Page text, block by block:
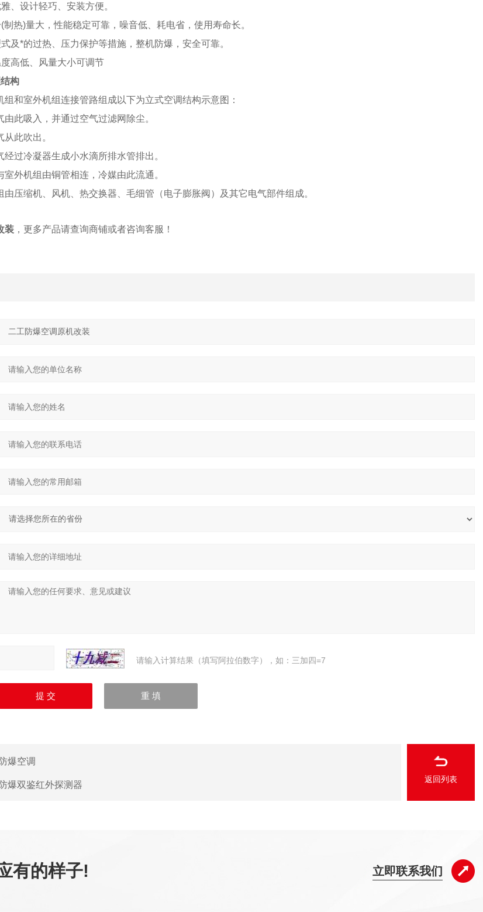
、设计轻巧、安装方便。
制热)量大，性能稳定可靠，噪音低、耗电省，使用寿命长。
及*的过热、压力保护等措施，整机防爆，安全可靠。
高低、风量大小可调节
构
组和室外机组连接管路组成以下为立式空调结构示意图：
此吸入，并通过空气过滤网除尘。
此吹出。
过冷凝器生成小水滴所排水管排出。
外机组由铜管相连，冷媒由此流通。
由压缩机、风机、热交换器、毛细管（电子膨胀阀）及其它电气部件组成。
装，更多产品请查询商铺或者咨询客服！
请输入计算结果（填写阿拉伯数字），如：三加四=7
爆空调
爆双鉴红外探测器
返回列表
有的样子! 立即联系我们